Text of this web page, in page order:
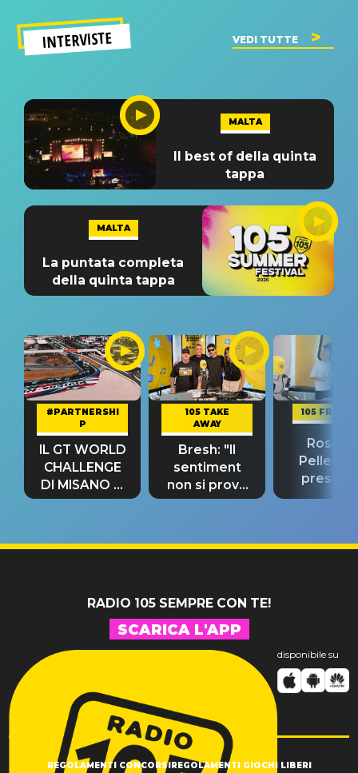
INTERVISTE VEDI TUTTE
MALTA
Il best of della quinta
tappa
MALTA
La puntata completa
della quinta tappa
#PARTNERSHI
P
IL GT WORLD
CHALLENGE
DI MISANO si
riconferma
105 TAKE
AWAY
Bresh: "Il
sentiment
non si prova
fino alla notte
105
Rosario
“Così
RADIO 105 SEMPRE CON TE!
SCARICA L'APP
disponibile su
REGOLAMENTI CONCORSI REGOLAMENTI GIOCHI LIBERI